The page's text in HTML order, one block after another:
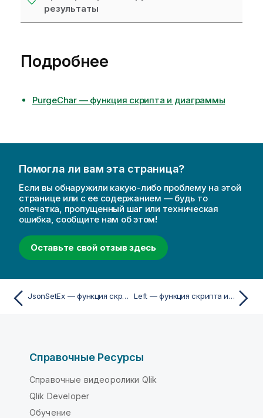
результаты
Подробнее
PurgeChar — функция скриптa и диаграммы
Помогла ли вам эта страница?
Если вы обнаружили какую-либо проблему на этой
странице или с ее содержанием — будь то
опечатка, пропущенный шаг или техническая
ошибка, сообщите нам об этом!
Оставьте свой отзыв здесь
JsonSetEx — функция скриптa и диаграммы Left — функция скриптa и диаграммы
Справочные Ресурсы
Справочные видеоролики Qlik
Qlik Developer
Обучение